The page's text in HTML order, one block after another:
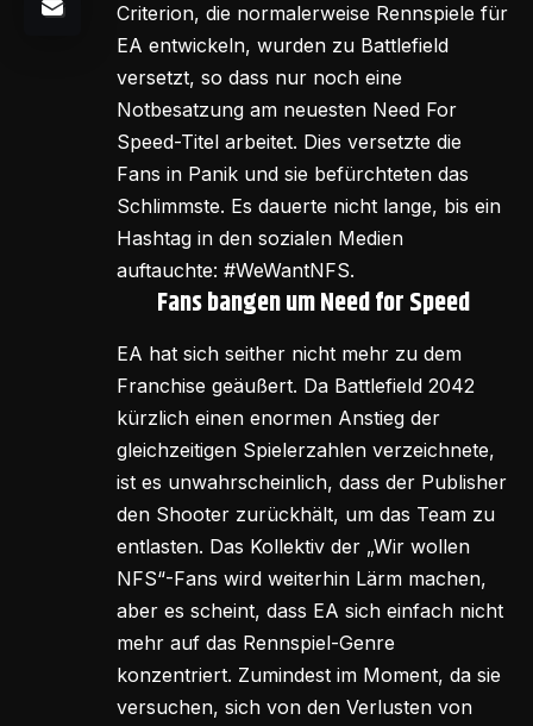
Criterion, die normalerweise Rennspiele für
EA entwickeln, wurden zu Battlefield
versetzt, so dass nur noch eine
Notbesatzung am neuesten Need For
Speed-Titel arbeitet. Dies versetzte die
Fans in Panik und sie befürchteten das
Schlimmste. Es dauerte nicht lange, bis ein
Hashtag in den sozialen Medien
auftauchte: #WeWantNFS.
Fans bangen um Need for Speed
EA hat sich seither nicht mehr zu dem
Franchise geäußert. Da Battlefield 2042
kürzlich einen enormen Anstieg der
gleichzeitigen Spielerzahlen verzeichnete,
ist es unwahrscheinlich, dass der Publisher
den Shooter zurückhält, um das Team zu
entlasten. Das Kollektiv der „Wir wollen
NFS“-Fans wird weiterhin Lärm machen,
aber es scheint, dass EA sich einfach nicht
mehr auf das Rennspiel-Genre
konzentriert. Zumindest im Moment, da sie
versuchen, sich von den Verlusten von